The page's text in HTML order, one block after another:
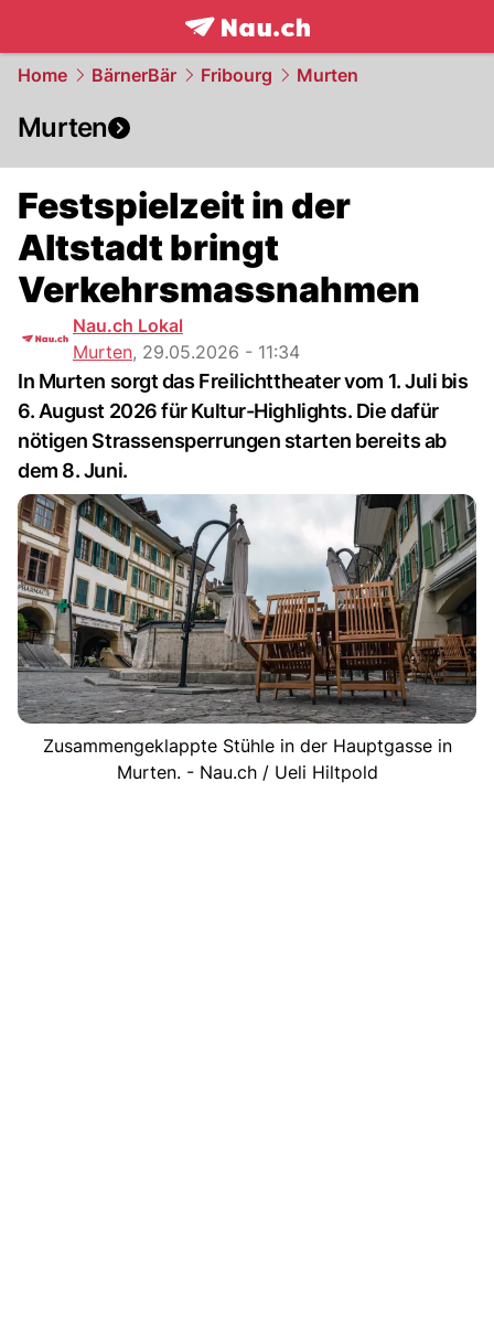
frontpage.NAU.ch
Home BärnerBär Fribourg Murten
Murten
Festspielzeit in der
Altstadt bringt
Verkehrsmassnahmen
Nau.ch Lokal
Murten, 29.05.2026 - 11:34
In Murten sorgt das Freilichttheater vom 1. Juli bis
6. August 2026 für Kultur-Highlights. Die dafür
nötigen Strassensperrungen starten bereits ab
dem 8. Juni.
Zusammengeklappte Stühle in der Hauptgasse in
Murten. - Nau.ch / Ueli Hiltpold